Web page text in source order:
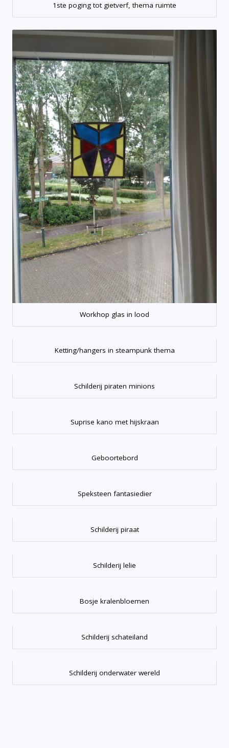
1ste poging tot gietverf, thema ruimte
Workhop glas in lood
Ketting/hangers in steampunk thema
Schilderij piraten minions
Suprise kano met hijskraan
Geboortebord
Speksteen fantasiedier
Schilderij piraat
Schilderij lelie
Bosje kralenbloemen
Schilderij schateiland
Schilderij onderwater wereld